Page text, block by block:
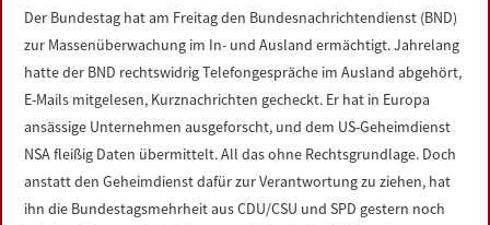
DATENSCHUTZERKLÄRUNG
IMPRESSUM
Der Bundestag hat am Freitag den Bundesnachrichtendienst (BND)
zur Massenüberwachung im In- und Ausland ermächtigt. Jahrelang
hatte der BND rechtswidrig Telefongespräche im Ausland abgehört,
E-Mails mitgelesen, Kurznachrichten gecheckt. Er hat in Europa
ansässige Unternehmen ausgeforscht, und dem US-Geheimdienst
NSA fleißig Daten übermittelt. All das ohne Rechtsgrundlage. Doch
anstatt den Geheimdienst dafür zur Verantwortung zu ziehen, hat
ihn die Bundestagsmehrheit aus CDU/CSU und SPD gestern noch